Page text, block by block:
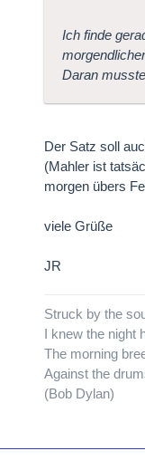
Ich finde
Daran
Der Satz soll
(Mahler ist
morgen übers
viele Grüße
JR
Struck by the
I knew the night
The morning
Against the
(Bob Dylan)